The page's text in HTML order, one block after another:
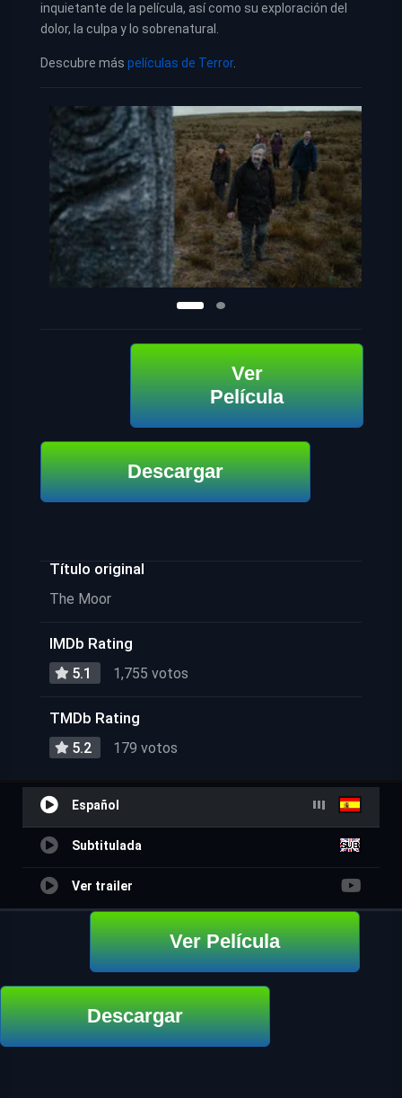
inquietante de la película, así como su exploración del
dolor, la culpa y lo sobrenatural.
Descubre más películas de Terror.
Ver
Película
Descargar
Título original
The Moor
IMDb Rating
5.1 1,755 votos
TMDb Rating
5.2 179 votos
Español
Subtitulada
Ver trailer
Ver Película
Descargar